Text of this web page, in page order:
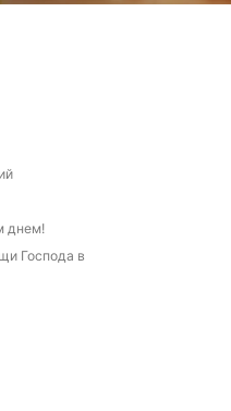
днем!
Господа в